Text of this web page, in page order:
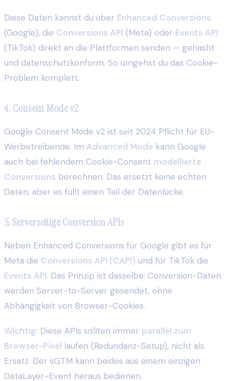
Diese Daten kannst du über Enhanced Conversions
(Google), die Conversions API (Meta) oder Events API
(TikTok) direkt an die Plattformen senden — gehasht
und datenschutzkonform. So umgehst du das Cookie-
Problem komplett.
4. Consent Mode v2
Google Consent Mode v2 ist seit 2024 Pflicht für EU-
Werbetreibende. Im Advanced Mode kann Google
auch bei fehlendem Cookie-Consent modellierte
Conversions berechnen. Das ersetzt keine echten
Daten, aber es füllt einen Teil der Datenlücke.
5. Serverseitige Conversion APIs
Neben Enhanced Conversions für Google gibt es für
Meta die Conversions API (CAPI) und für TikTok die
Events API. Das Prinzip ist dasselbe: Conversion-Daten
werden Server-to-Server gesendet, ohne
Abhängigkeit von Browser-Cookies.
Wichtig: Diese APIs sollten immer parallel zum
Browser-Pixel laufen (Redundanz-Setup), nicht als
Ersatz. Der sGTM kann beides aus einem einzigen
DataLayer-Event heraus bedienen.